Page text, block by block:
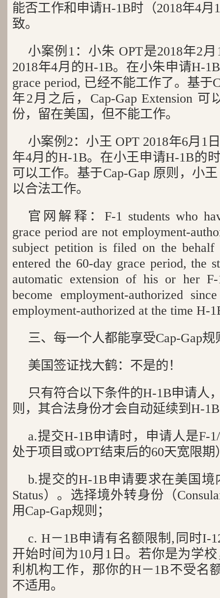
能否工作和申请H-1B时（2018年4
致。
小案例1：小朱 OPT是2018年2
2018年4月的H-1B。在小朱申请H-
grace period, 已经不能工作了。基于
年2月之后，Cap-Gap Extension
份，留在美国，但不能工作。
小案例2：小王 OPT 2018年6月1
年4月的H-1B。在小王申请H-1B的
可以工作。基于Cap-Gap 原则，小
以合法工作。
官网解释：F-1 students who
grace period are not employment-
subject petition is filed on the
entered the 60-day grace period, the
automatic extension of his or her
become employment-authorized
employment-authorized at the time H-
三、每一个人都能享受Cap-Gap
美国签证找大鹤：不是的！
只有符合以下条件的H-1B申请人
则，其合法身份才会自动延续到H-
a.提交H-1B申请时，申请人是F-
处于项目或OPT结束后的60天宽限期
b.提交的H-1B申请要求在美国境
Status）。选择境外转身份（
用Cap-Gap规则；
c. H－1B申请有名额限制,同时I-
开始时间为10月1日。若你是为学
利机构工作，那你的H－1B不受名
不适用。